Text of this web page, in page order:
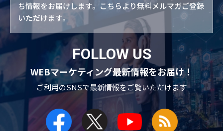
ち情報をお届けします。こちらより無料メルマガご登録
いただけます。
FOLLOW US
WEBマーケティング最新情報をお届け！
ご利用のSNSで最新情報をご覧いただけます